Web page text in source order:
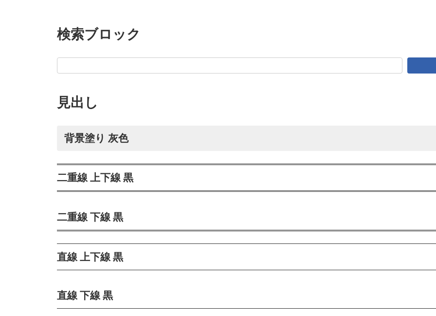
検索ブロック
見出し
背景塗り 灰色
二重線 上下線 黒
二重線 下線 黒
直線 上下線 黒
直線 下線 黒